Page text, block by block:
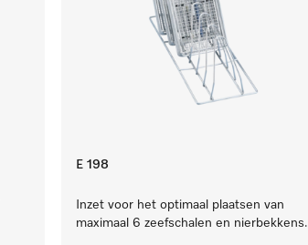
E 198
Inzet voor het optimaal plaatsen van
maximaal 6 zeefschalen en nierbekkens.